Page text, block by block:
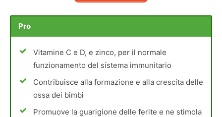
Pro
Vitamine C e D, e zinco, per il normale
funzionamento del sistema immunitario
Contribuisce alla formazione e alla crescita delle
ossa dei bimbi
Promuove la guarigione delle ferite e ne stimola